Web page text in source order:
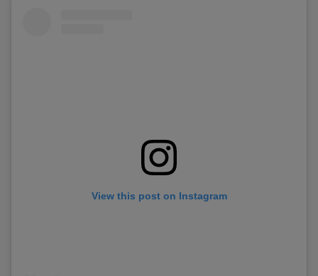
View this post on Instagram